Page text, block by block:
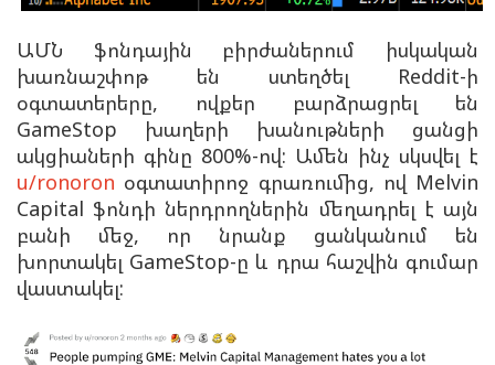
ԱՄՆ ֆոնդային բիրժաներում իսկական
խառնաշփոթ են ստեղծել Reddit-ի
օգտատերերը, ովքեր բարձրացրել են
GameStop խաղերի խանութների ցանցի
ակցիաների գինը 800%-ով: Ամեն ինչ սկսվել է
u/ronoron օգտատիրոջ գրառումից, ով Melvin
Capital ֆոնդի ներդրողներին մեղադրել է այն
բանի մեջ, որ նրանք ցանկանում են
խորտակել GameStop-ը և դրա հաշվին գումար
վաստակել: